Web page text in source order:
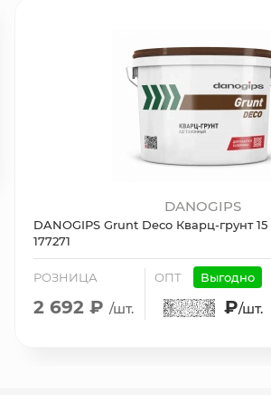
DANOGIPS
DANOGIPS Grunt Deco Кварц-грунт
177271
РОЗНИЦА
2 692 ₽ /шт.
ОПТ Выгодно
₽/шт.